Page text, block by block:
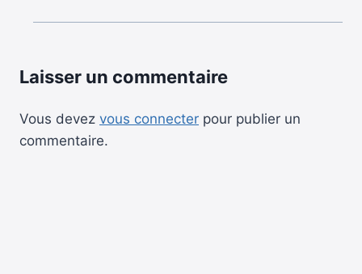
Laisser un commentaire
Vous devez vous connecter pour publier un
commentaire.